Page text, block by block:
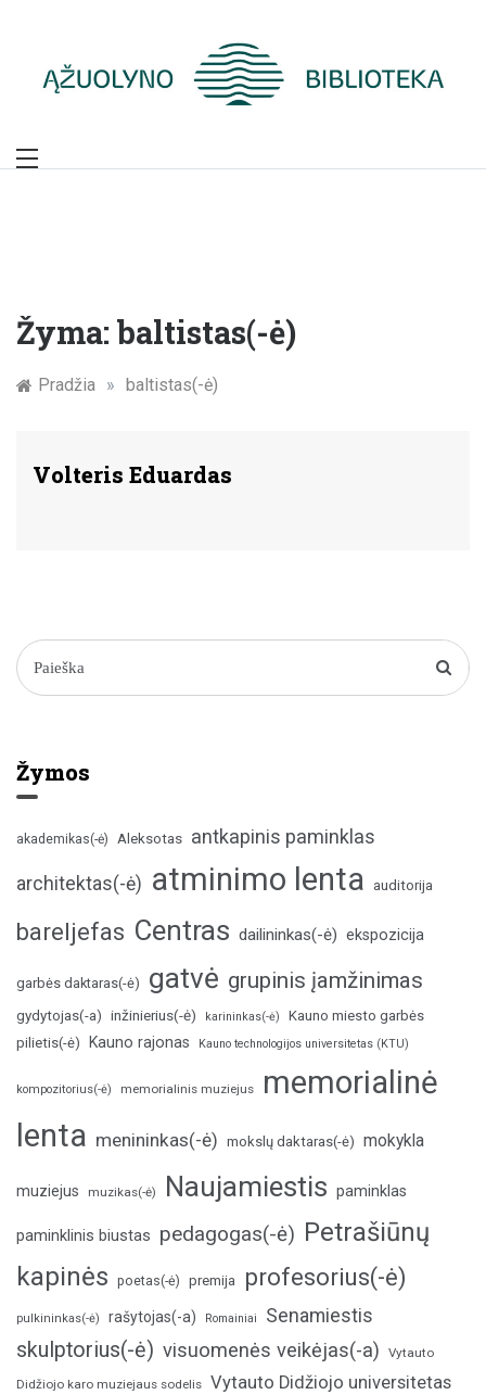
Žymūs Kauno
Žyma:baltistas(-ė)
Pradžia » baltistas(-ė)
Volteris Eduardas
Žymos
akademikas(-ė) Aleksotas antkapinis paminklas
architektas(-ė) atminimo lenta auditorija
bareljefas Centras dailininkas(-ė) ekspozicija
garbės daktaras(-ė) gatvė grupinis įamžinimas
gydytojas(-a) inžinierius(-ė) karininkas(-ė)
Kauno miesto garbės
pilietis(-ė)
Kauno rajonas Kauno technologijos universitetas (KTU)
kompozitorius(-ė) memorialinis muziejus
memorialinė
lenta menininkas(-ė) mokslų daktaras(-ė) mokykla
muziejus muzikas(-ė) Naujamiestis paminklas
paminklinis biustas pedagogas(-ė) Petrašiūnų
kapinės poetas(-ė) premija profesorius(-ė)
pulkininkas(-ė) rašytojas(-a) Romainiai Senamiestis
skulptorius(-ė) visuomenės veikėjas(-a) Vytauto
Didžiojo karo muziejaus sodelis Vytauto Didžiojo universitetas